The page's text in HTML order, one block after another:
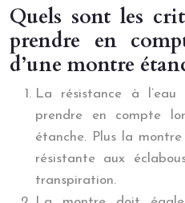
Quels sont les
prendre en
d’une montre
La résistance à
prendre en compte
étanche. Plus la
résistante aux
transpiration.